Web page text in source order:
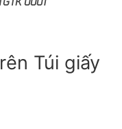
Túi giấy